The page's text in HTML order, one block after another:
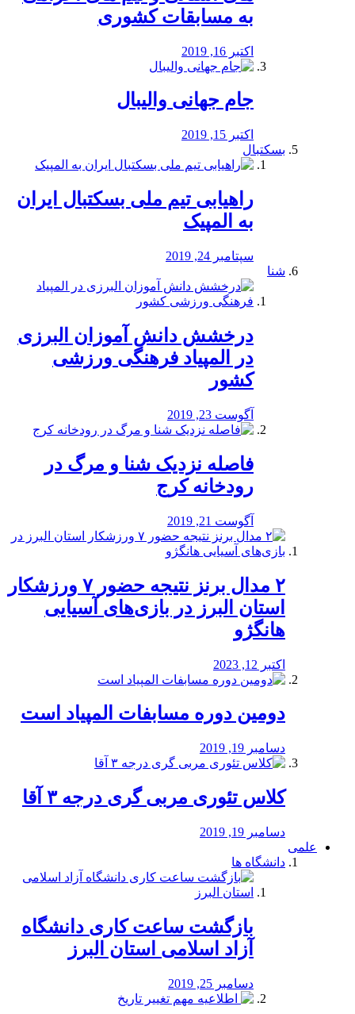
به مسابقات کشوری
اکتبر 16, 2019
جام جهانی والیبال
اکتبر 15, 2019
بسکتبال
راهیابی تیم ملی بسکتبال ایران
به المپیک
سپتامبر 24, 2019
شنا
درخشش دانش آموزان البرزی
در المپیاد فرهنگی ورزشی
کشور
آگوست 23, 2019
️فاصله نزدیک شنا و مرگ در
رودخانه کرج
آگوست 21, 2019
۲ مدال برنز نتیجه حضور ۷ ورزشکار
استان البرز در بازی‌های آسیایی
هانگژو
اکتبر 12, 2023
دومین دوره مسابفات المپیاد است
دسامبر 19, 2019
کلاس تئوری مربی گری درجه ۳ آقا
دسامبر 19, 2019
علمی
دانشگاه ها
بازگشت ساعت کاری دانشگاه
آزاد اسلامی استان البرز
دسامبر 25, 2019